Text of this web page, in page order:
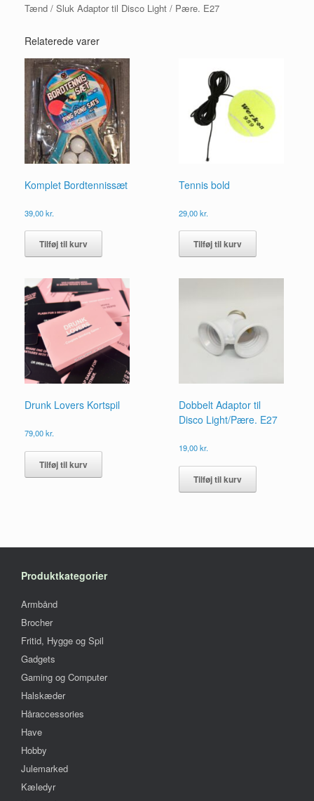
Tænd / Sluk Adaptor til Disco Light / Pære. E27
Relaterede varer
Komplet Bordtennissæt
39,00kr.
Tilføj til kurv
Tennis bold
29,00kr.
Tilføj til kurv
Drunk Lovers Kortspil
79,00kr.
Tilføj til kurv
Dobbelt Adaptor til
Disco Light/Pære. E27
19,00kr.
Tilføj til kurv
Produktkategorier
Armbånd
Brocher
Fritid, Hygge og Spil
Gadgets
Gaming og Computer
Halskæder
Håraccessories
Have
Hobby
Julemarked
Kæledyr